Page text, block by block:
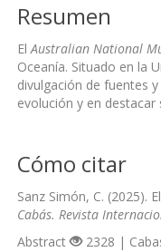
Resumen
ElAustralian National
Oceanía. Situado en la
divulgación de fuentes
evolución y en
Cómo citar
Sanz Simón, C. (2025).
Cabás. Revista
Abstract 2328 |